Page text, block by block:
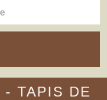
- TAPIS DE